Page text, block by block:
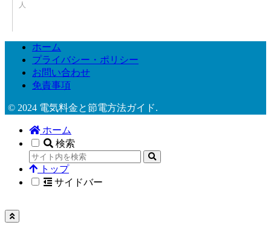
人
ホーム
プライバシー・ポリシー
お問い合わせ
免責事項
© 2024 電気料金と節電方法ガイド.
ホーム
検索
トップ
サイドバー